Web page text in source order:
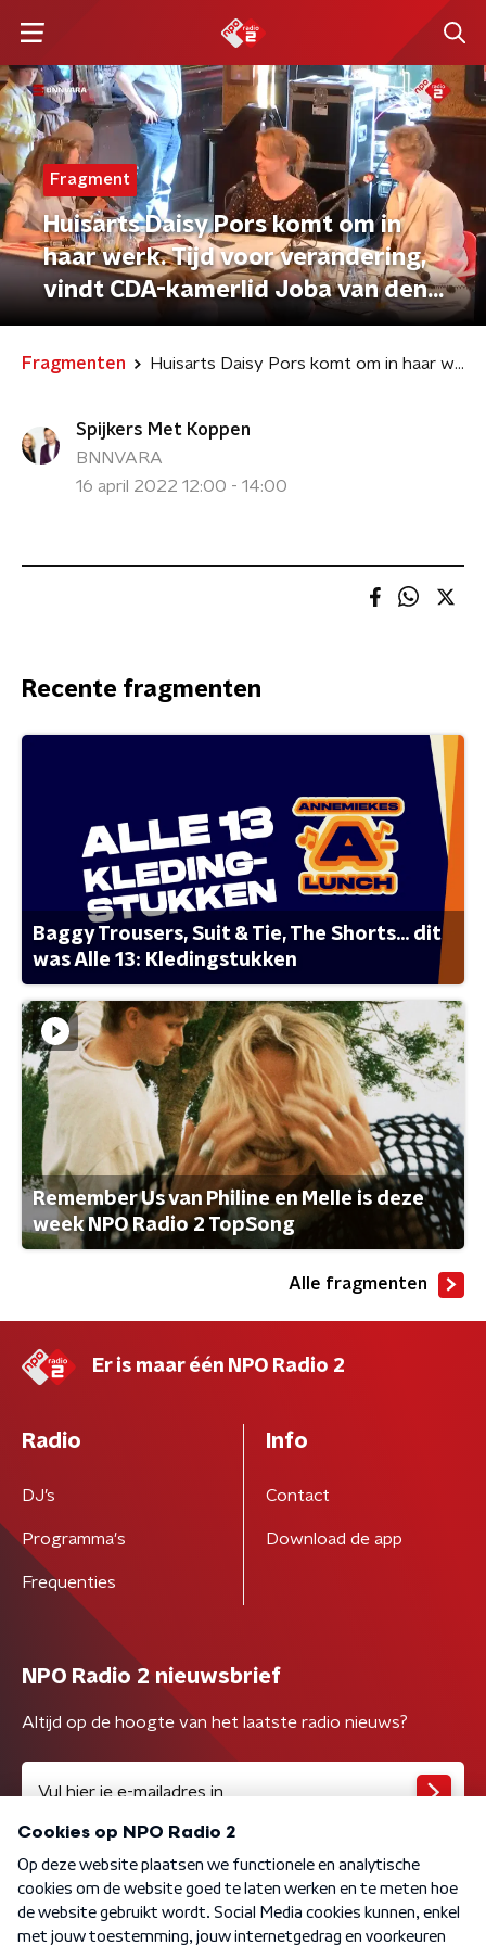
Fragment
Huisarts Daisy Pors komt om in
haar werk. Tijd voor verandering,
vindt CDA-kamerlid Joba van den
Berg.
Fragmenten Huisarts Daisy Pors komt om in haar werk. Tijd voor verandering, vindt CDA-kamerlid Joba van den Berg.
Spijkers Met Koppen
BNNVARA
16 april 2022 12:00 - 14:00
Recente fragmenten
Baggy Trousers, Suit & Tie, The Shorts... dit
was Alle 13: Kledingstukken
Remember Us van Philine en Melle is deze
week NPO Radio 2 TopSong
Alle fragmenten
Er is maar één NPO Radio 2
Radio
DJ’s
Programma's
Frequenties
Info
Contact
Download de app
NPO Radio 2 nieuwsbrief
Altijd op de hoogte van het laatste radio nieuws?
Algemene voorwaarden